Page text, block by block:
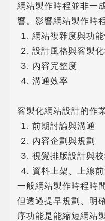
網站製作時程並非一
響。影響網站製作時
網站複雜度與功能
設計風格與客製
內容完整度
溝通效率
客製化網站設計的作
前期討論與溝通
內容企劃與規劃
視覺排版設計與
資料上架、上線
一般網站製作時程時
但透過提早規劃、明
序功能是能縮短網站